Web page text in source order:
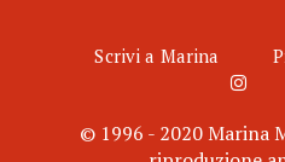
Scrivi a Marina
© 1996 - 2020 Marina